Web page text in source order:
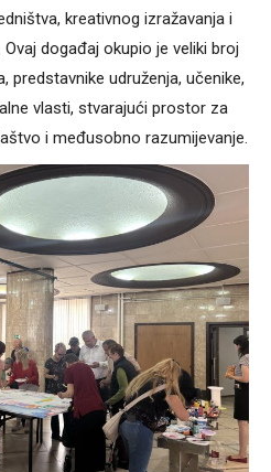
kreativnog izražavanja i
događaj okupio je veliki broj
predstavnike udruženja, učenike,
vlasti, stvarajući prostor za
i međusobno razumijevanje.